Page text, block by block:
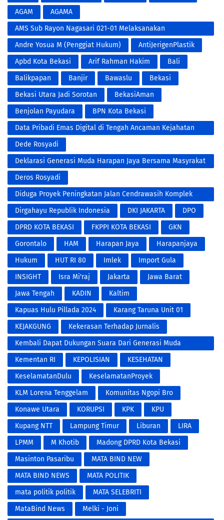
AGAM
AGAMA
AMS Sub Rayon Nagasari 021-01 Melaksanakan
Penyemprotan Fogging DBD
Andre Yosua M (Penggiat Hukum)
AntiJerigenPlastik
Apbd Kota Bekasi
Arif Rahman Hakim
Bali
Balikpapan
Banjir Bawaslu
Bekasi
Bekasi Utara Jadi Sorotan
BekasiAman
Benjolan Payudara
BPN Kota Bekasi
Data Pribadi Emas Digital di Tengah Ancaman Kejahatan
Modern
Dede Rosyadi
Deklarasi Generasi Muda Harapan Jaya Bersama Masyrakat
RW 001 Untuk Pemenangan Paslon NO.3 Tri Adhianto RIDHO
Deros Rosyadi
Diduga Proyek Peningkatan Jalan Cendrawasih Komplek
Bumi Makmur Kota Bekasi
Dirgahayu Republik Indonesia DKI JAKARTA
DPO
DPRD KOTA BEKASI
FKPPI KOTA BEKASI
GKN
Gorontalo
HAM Harapan Jaya
Harapanjaya
Hukum
HUT RI 80 Imlek
Import Gula
INSIGHT
Isra Mi'raj Jakarta
Jawa Barat
Jawa Tengah
KADIN
Kaltim
Kapuas Hulu Pillada 2024
Karang Taruna Unit 01
KEJAKGUNG
Kekerasan Terhadap Jurnalis
Kembali Dapat Dukungan Suara Dari Generasi Muda
Harapan Jaya dan 1.000 Warga RW 001 Harapan Jaya
Kementan RI KEPOLISIAN
KESEHATAN
KeselamatanDulu
KeselamatanProyek
KLM Lorena Tenggelam
Komunitas Ngopi Bro
Konawe Utara
KORUPSI KPK
KPU
Kupang NTT
Lampung Timur Liburan
LIRA
LPMM
M Khotib
Madong DPRD Kota Bekasi
Masinton Pasaribu
MATA BIND NEW
MATA BIND NEWS
MATA POLITIK
mata politik politik
MATA SELEBRITI
MataBind News
Melki - Joni